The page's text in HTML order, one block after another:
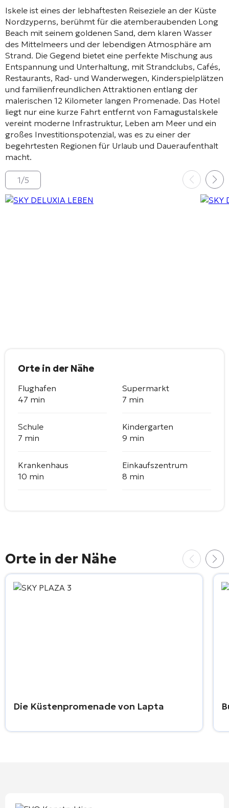
Iskele ist eines der lebhaftesten Reiseziele an der Küste
Nordzyperns, berühmt für die atemberaubenden Long
Beach mit seinem goldenen Sand, dem klaren Wasser
des Mittelmeers und der lebendigen Atmosphäre am
Strand. Die Gegend bietet eine perfekte Mischung aus
Entspannung und Unterhaltung, mit Strandclubs, Cafés,
Restaurants, Rad- und Wanderwegen, Kinderspielplätzen
und familienfreundlichen Attraktionen entlang der
malerischen 12 Kilometer langen Promenade. Das Hotel
liegt nur eine kurze Fahrt entfernt von FamagustaIskele
vereint moderne Infrastruktur, Leben am Meer und ein
großes Investitionspotenzial, was es zu einer der
begehrtesten Regionen für Urlaub und Daueraufenthalt
macht.
1/5
Orte in der Nähe
Flughafen
47 min
Supermarkt
7 min
Schule
7 min
Kindergarten
9 min
Krankenhaus
10 min
Einkaufszentrum
8 min
Orte in der Nähe
Die Küstenpromenade von Lapta